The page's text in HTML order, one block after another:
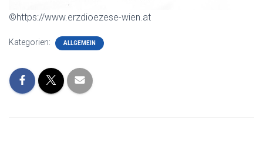
©https://www.erzdioezese-wien.at
Kategorien: ALLGEMEIN